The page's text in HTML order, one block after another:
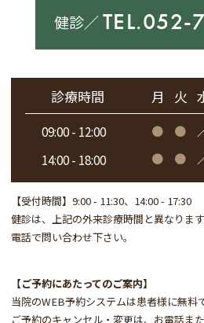
健診／
診療時間 月 火
09:00 - 12:00 ● ●
14:00 - 18:00
● ●
【受付時間】9:00 - 11:30、14:00 - 17:30
健診は、上記の外来診療時間と異なります
電話で問い合わせ下さい。
【ご予約にあたってのご案内】
当院のWEB予約システムは患者様に無料
ご予約のキャンセル・変更は、お電話ま